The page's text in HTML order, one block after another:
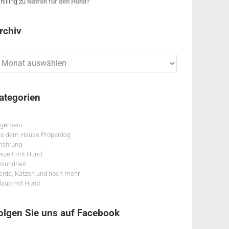
dem Hause Properdog
mit Hund
Katzen und noch mehr
mit Hund
Sie uns auf Facebook